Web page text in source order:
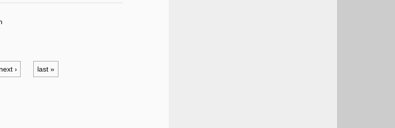
next › last »